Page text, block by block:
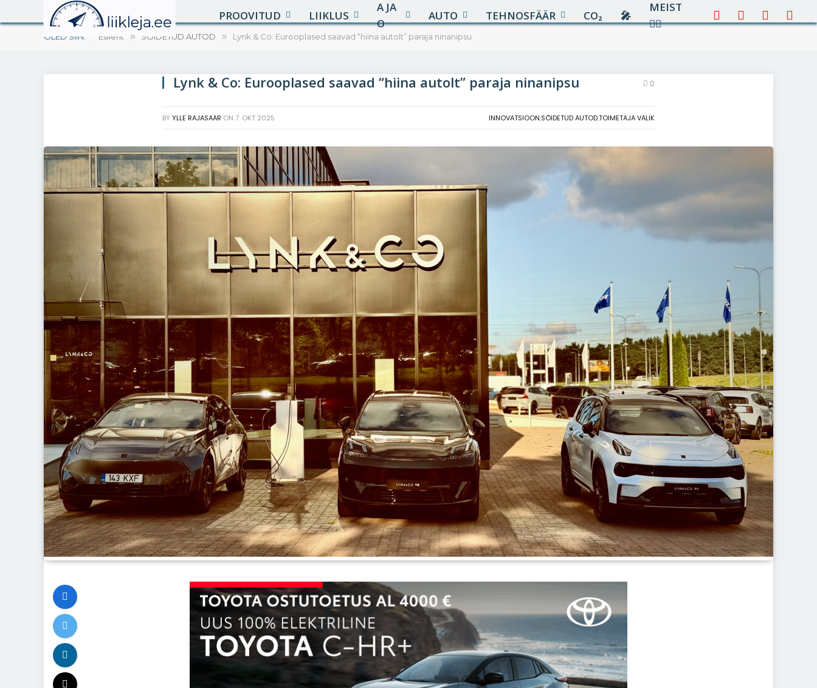
PROOVITUD LIIKLUS
A JA
O
AUTO TEHNOSFÄÄR CO₂ 🎤︎︎
MEIST
✍🏻
Facebook
X
Instagram
OLED SIIN: Esileht » SÕIDETUD AUTOD » Lynk & Co: Eurooplased saavad “hiina autolt” paraja ninanipsu
Lynk & Co: Eurooplased saavad “hiina autolt” paraja ninanipsu 0
BY YLLE RAJASAAR ON 7. OKT 2025 INNOVATSIOON,SÕIDETUD AUTOD,TOIMETAJA VALIK